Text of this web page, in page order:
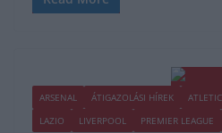
ARSENAL ÁTIGAZOLÁSI HÍREK
LAZIO
LIVERPOOL PREMIER LEAGUE